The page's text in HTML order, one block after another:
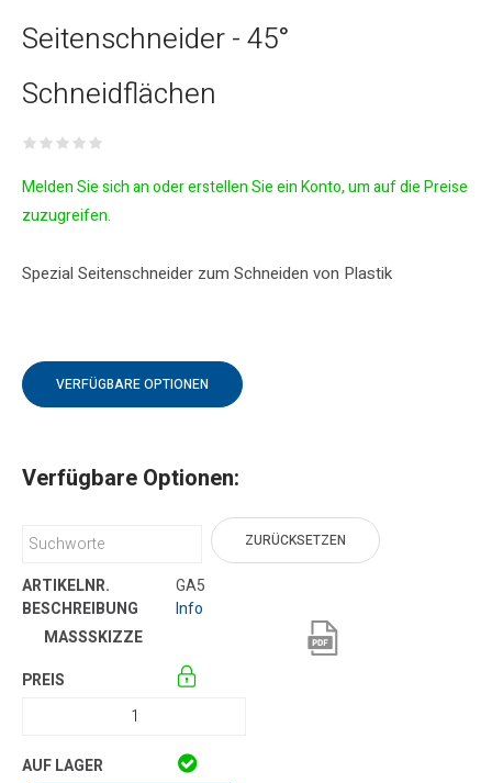
Seitenschneider - 45°
Schneidflächen
Melden Sie sich an oder erstellen Sie ein Konto, um auf die Preise
zuzugreifen.
Spezial Seitenschneider zum Schneiden von Plastik
VERFÜGBARE OPTIONEN
Verfügbare Optionen:
ZURÜCKSETZEN
GA5
Info